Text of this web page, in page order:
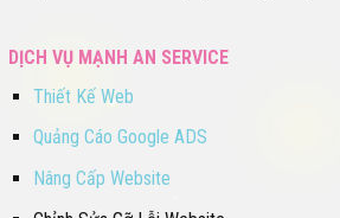
DỊCH VỤ MẠNH AN SERVICE
Thiết Kế Web
Quảng Cáo Google ADS
Nâng Cấp Website